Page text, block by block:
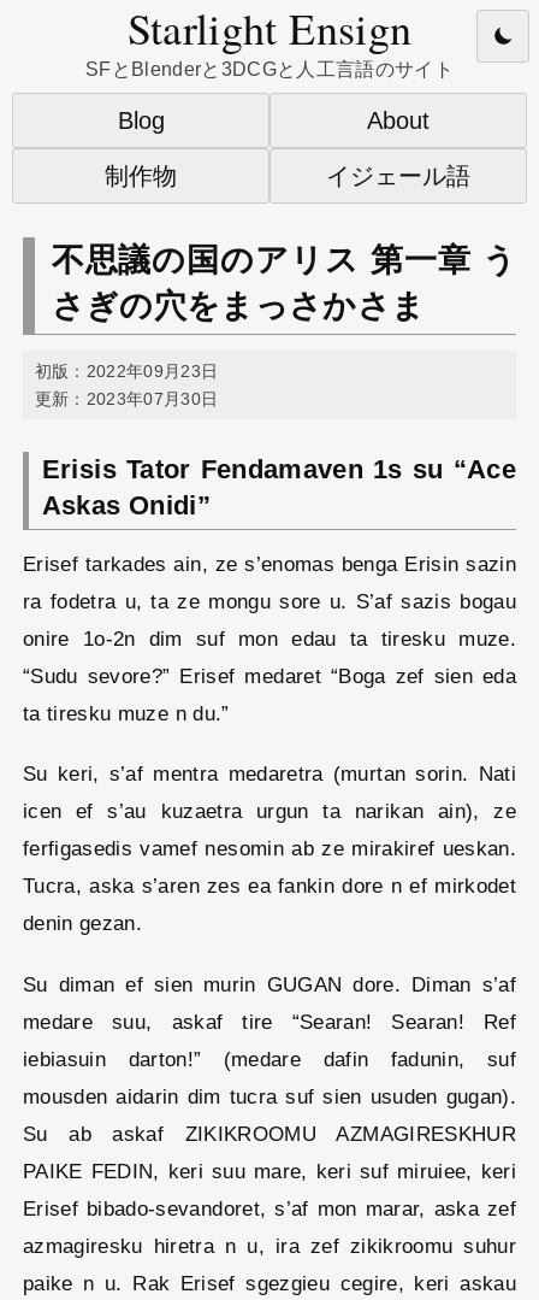
Starlight Ensign
SFとBlenderと3DCGと人工言語のサイト
Blog About
制作物 イジェール語
不思議の国のアリス 第一章 う
さぎの穴をまっさかさま
初版：2022年09月23日
更新：2023年07月30日
Erisis Tator Fendamaven 1s su “Ace
Askas Onidi”
Erisef tarkades ain, ze s’enomas benga Erisin sazin
ra fodetra u, ta ze mongu sore u. S’af sazis bogau
onire 1o-2n dim suf mon edau ta tiresku muze.
“Sudu sevore?” Erisef medaret “Boga zef sien eda
ta tiresku muze n du.”
Su keri, s’af mentra medaretra (murtan sorin. Nati
icen ef s’au kuzaetra urgun ta narikan ain), ze
ferfigasedis vamef nesomin ab ze mirakiref ueskan.
Tucra, aska s’aren zes ea fankin dore n ef mirkodet
denin gezan.
Su diman ef sien murin GUGAN dore. Diman s’af
medare suu, askaf tire “Searan! Searan! Ref
iebiasuin darton!” (medare dafin fadunin, suf
mousden aidarin dim tucra suf sien usuden gugan).
Su ab askaf ZIKIKROOMU AZMAGIRESKHUR
PAIKE FEDIN, keri suu mare, keri suf miruiee, keri
Erisef bibado-sevandoret, s’af mon marar, aska zef
azmagiresku hiretra n u, ira zef zikikroomu suhur
paike n u. Rak Erisef sgezgieu cegire, keri askau